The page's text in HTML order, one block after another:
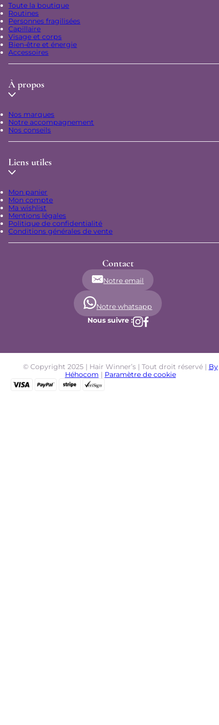
Toute la boutique
Routines
Personnes fragilisées
Capillaire
Visage et corps
Bien-être et énergie
Accessoires
À propos
Nos marques
Notre accompagnement
Nos conseils
Liens utiles
Mon panier
Mon compte
Ma wishlist
Mentions légales
Politique de confidentialité
Conditions générales de vente
Contact
Notre email
Notre whatsapp
Nous suivre :
© Copyright 2025 | Hair Winner’s | Tout droit réservé | By
Héhocom | Paramètre de cookie